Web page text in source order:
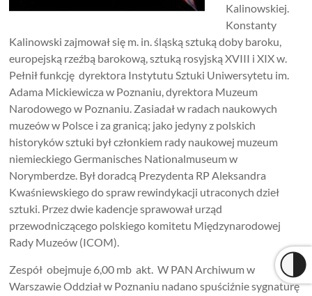
Kalinowskiej.
Konstanty
Kalinowski zajmował się m. in. śląską sztuką doby baroku,
europejską rzeźbą barokową, sztuką rosyjską XVIII i XIX w.
Pełnił funkcję dyrektora Instytutu Sztuki Uniwersytetu im.
Adama Mickiewicza w Poznaniu, dyrektora Muzeum
Narodowego w Poznaniu. Zasiadał w radach naukowych
muzeów w Polsce i za granicą; jako jedyny z polskich
historyków sztuki był członkiem rady naukowej muzeum
niemieckiego Germanisches Nationalmuseum w
Norymberdze. Był doradcą Prezydenta RP Aleksandra
Kwaśniewskiego do spraw rewindykacji utraconych dzieł
sztuki. Przez dwie kadencje sprawował urząd
przewodniczącego polskiego komitetu Międzynarodowej
Rady Muzeów (ICOM).
Zespół obejmuje 6,00 mb akt. W PAN Archiwum w
Warszawie Oddział w Poznaniu nadano spuściźnie sygnaturę